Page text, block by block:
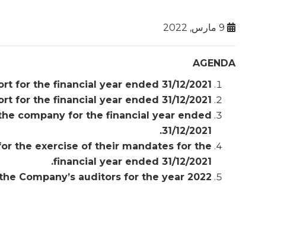
AGENDA
for the financial year ended 31/12/2021.
for the financial year ended 31/12/2021.
company for the financial year ended
31/12/2021.
the exercise of their mandates for the
financial year ended 31/12/2021.
Company’s auditors for the year 2022.